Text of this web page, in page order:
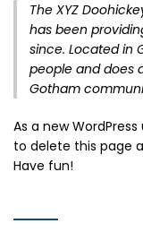
The XYZ
has been
since. Located in
people and does
Gotham
As a new
to delete this page
Have fun!